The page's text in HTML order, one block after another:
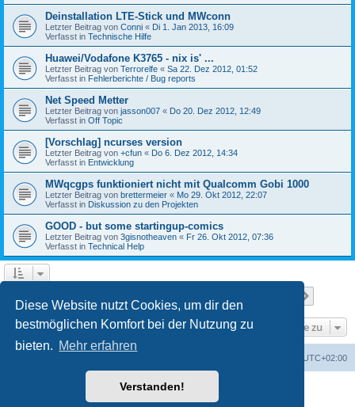
Diese Website nutzt Cookies, um dir den
bestmöglichen Komfort bei der Nutzung zu
bieten. Mehr erfahren
Verstanden!
Deinstallation LTE-Stick und MWconn
Letzter Beitrag von Conni « Di 1. Jan 2013, 16:09
Verfasst in Technische Hilfe
Huawei/Vodafone K3765 - nix is' ...
Letzter Beitrag von Terrorelfe « Sa 22. Dez 2012, 01:52
Verfasst in Fehlerberichte / Bug reports
Net Speed Metter
Letzter Beitrag von jasson007 « Do 20. Dez 2012, 12:49
Verfasst in Off Topic
[Vorschlag] ncurses version
Letzter Beitrag von +cfun « Do 6. Dez 2012, 14:34
Verfasst in Entwicklung
MWqcgps funktioniert nicht mit Qualcomm Gobi 1000
Letzter Beitrag von brettermeier « Mo 29. Okt 2012, 22:07
Verfasst in Diskussion zu den Projekten
GOOD - but some startingup-comics
Letzter Beitrag von 3gisnotheaven « Fr 26. Okt 2012, 07:36
Verfasst in Technical Help
Gehe zu
UTC+02:00
Powered byphpBB® Forum Software © phpBB Limited
phpBB.de